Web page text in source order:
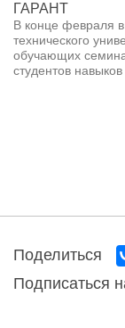
ГАРАНТ
В конце февраля в
технического
обучающих
студентов
Поделиться
Подписаться